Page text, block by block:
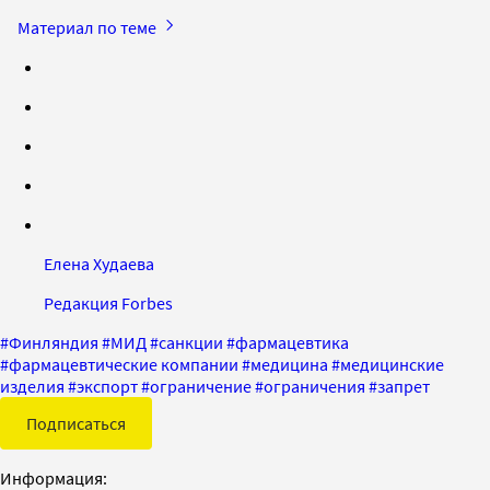
Материал по теме
Елена Худаева
Редакция Forbes
#Финляндия #МИД #санкции #фармацевтика
#фармацевтические компании #медицина #медицинские
изделия #экспорт#ограничение#ограничения #запрет
Подписаться
Информация: